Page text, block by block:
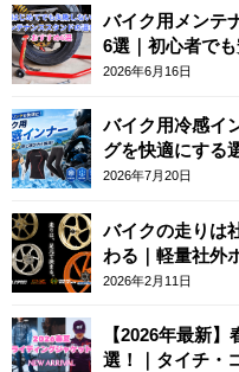
バイク用メンテ
6選｜初心者で
2026年6月16日
バイク用冷感イ
グを快適にする
2026年7月20日
バイクの走りは
わる｜軽量社外
2026年2月11日
【2026年最新
選！｜タイチ・